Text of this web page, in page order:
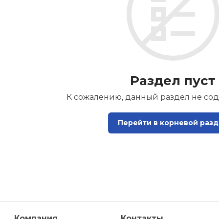
Раздел пуст
К сожалению, данный раздел не
Перейти в корневой